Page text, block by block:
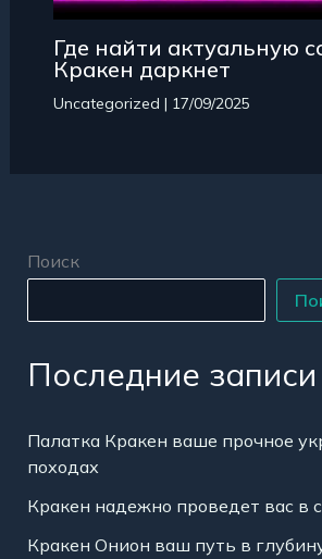
Где найти актуальную
Кракен даркнет
Uncategorized | 17/09/2025
Поиск
Последние записи
Палатка Кракен ваше прочное
походах
Кракен надежно проведет вас в
Кракен Онион ваш путь в